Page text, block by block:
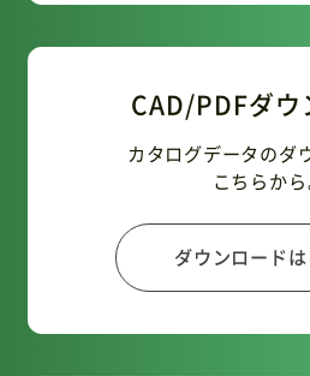
CAD/PDFダウ
カタログデータのダ
こちらから
ダウンロード